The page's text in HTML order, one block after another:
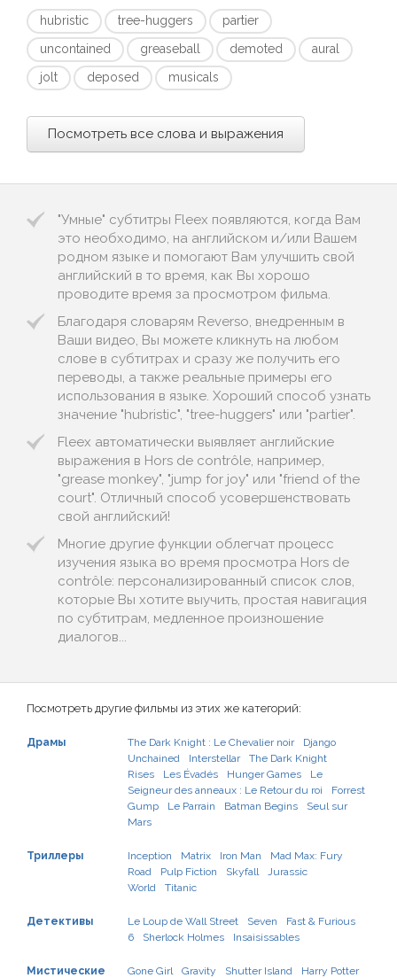
hubristic tree-huggers
partier
uncontained
greaseball demoted
aural
jolt
deposed musicals
Посмотреть все слова и выражения
"Умные" субтитры Fleex появляются, когда Вам
это необходимо, на английском и/или Вашем
родном языке и помогают Вам улучшить свой
английский в то время, как Вы хорошо
проводите время за просмотром фильма.
Благодаря словарям Reverso, внедренным в
Ваши видео, Вы можете кликнуть на любом
слове в субтитрах и сразу же получить его
переводы, а также реальные примеры его
использования в языке. Хороший способ узнать
значение "hubristic", "tree-huggers" или "partier".
Fleex автоматически выявляет английские
выражения в Hors de contrôle, например,
"grease monkey", "jump for joy" или "friend of the
court". Отличный способ усовершенствовать
свой английский!
Многие другие функции облегчат процесс
изучения языка во время просмотра Hors de
contrôle: персонализированный список слов,
которые Вы хотите выучить, простая навигация
по субтитрам, медленное произношение
диалогов...
Посмотреть другие фильмы из этих же категорий:
Драмы The Dark Knight : Le Chevalier noir
Django
Unchained
Interstellar
The Dark Knight
Rises
Les Évadés Hunger Games
Le
Seigneur des anneaux : Le Retour du roi
Forrest
Gump
Le Parrain Batman Begins
Seul sur
Mars
Триллеры Inception Matrix Iron Man
Mad Max: Fury
Road
Pulp Fiction Skyfall
Jurassic
World
Titanic
Детективы Le Loup de Wall Street Seven
Fast & Furious
6
Sherlock Holmes Insaisissables
Мистические Gone Girl Gravity Shutter Island Harry Potter